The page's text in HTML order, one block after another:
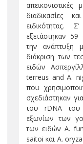
διαδικασίες
ειδικότητας.
εξετάστηκαν
την ανάπτυξη
διάκριση των
ειδών
terreus and A.
που
σχεδιάστηκαν
του rDNA του
εξωνίων των
των ειδών A.
saitoi και A.